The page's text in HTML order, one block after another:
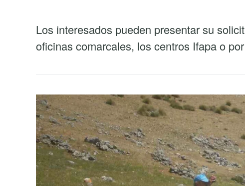
Los interesados pueden presentar su
oficinas comarcales, los centros Ifapa o